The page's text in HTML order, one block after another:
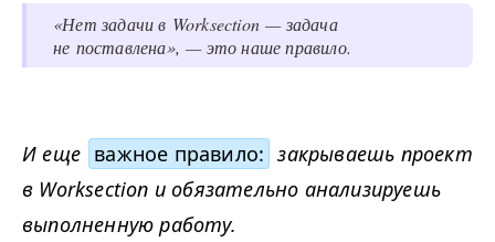
«Нет задачи в Worksection — задача
не поставлена», — это наше правило.
И еще важное правило: закрываешь проект
в Worksection и обязательно анализируешь
выполненную работу.